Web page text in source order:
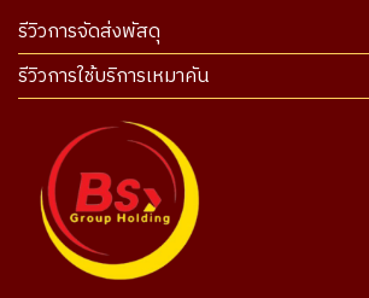
รีวิวการจัดส่งพัสดุ
รีวิวการใช้บริการเหมาคัน